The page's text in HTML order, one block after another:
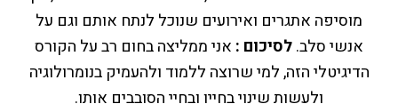
מוסיפה אתגרים ואירועים שנוכל לנתח אותם וגם על
אנשי סלב.לסיכום : אני ממליצה בחום רב על הקורס
הדיגיטלי הזה, למי שרוצה ללמוד ולהעמיק בנומרולוגיה
ולעשות שינוי בחייו ובחיי הסובבים אותו.